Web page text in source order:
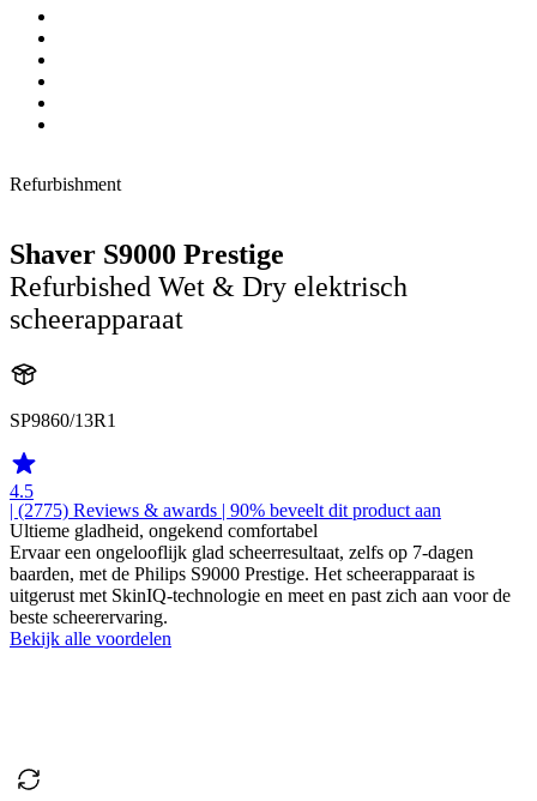
Refurbishment
Shaver S9000 Prestige
Refurbished Wet & Dry elektrisch
scheerapparaat
SP9860/13R1
4.5
| (2775) Reviews & awards | 90% beveelt dit product aan
Ultieme gladheid, ongekend comfortabel
Ervaar een ongelooflijk glad scheerresultaat, zelfs op 7-dagen
baarden, met de Philips S9000 Prestige. Het scheerapparaat is
uitgerust met SkinIQ-technologie en meet en past zich aan voor de
beste scheerervaring.
Bekijk alle voordelen